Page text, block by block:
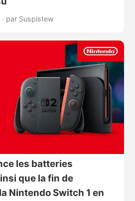
· par Suspistew
les batteries
que la fin de
Nintendo Switch 1 en